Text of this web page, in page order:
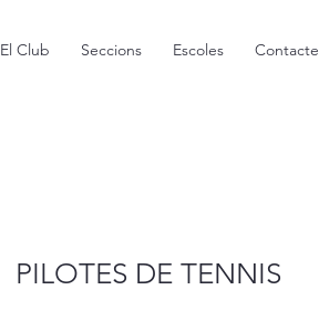
El Club Seccions Escoles Contacte
PILOTES DE TENNIS